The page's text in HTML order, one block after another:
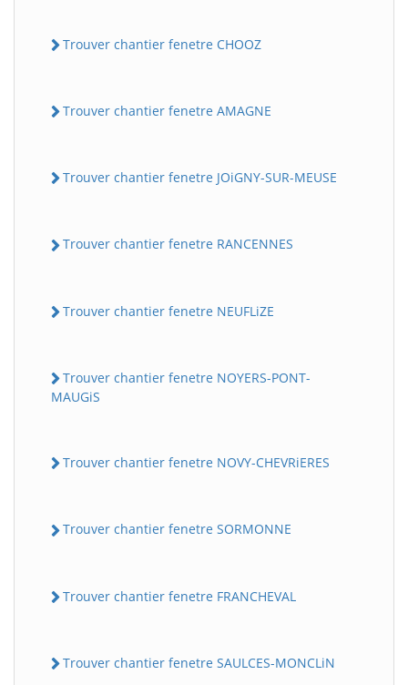
Trouver chantier fenetre CHOOZ
Trouver chantier fenetre AMAGNE
Trouver chantier fenetre JOiGNY-SUR-MEUSE
Trouver chantier fenetre RANCENNES
Trouver chantier fenetre NEUFLiZE
Trouver chantier fenetre NOYERS-PONT-
MAUGiS
Trouver chantier fenetre NOVY-CHEVRiERES
Trouver chantier fenetre SORMONNE
Trouver chantier fenetre FRANCHEVAL
Trouver chantier fenetre SAULCES-MONCLiN